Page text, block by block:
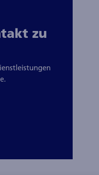
zu